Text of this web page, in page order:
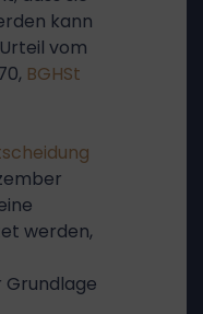
kann
vom
BGHSt
werden,